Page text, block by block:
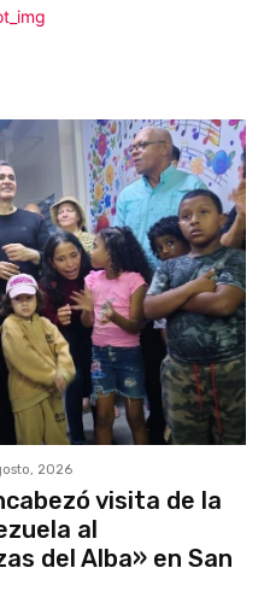
2026
visita de la
al
del Alba» en San